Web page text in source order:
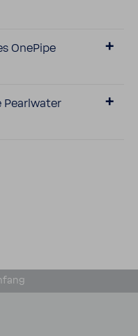
OnePipe
Pearl­water